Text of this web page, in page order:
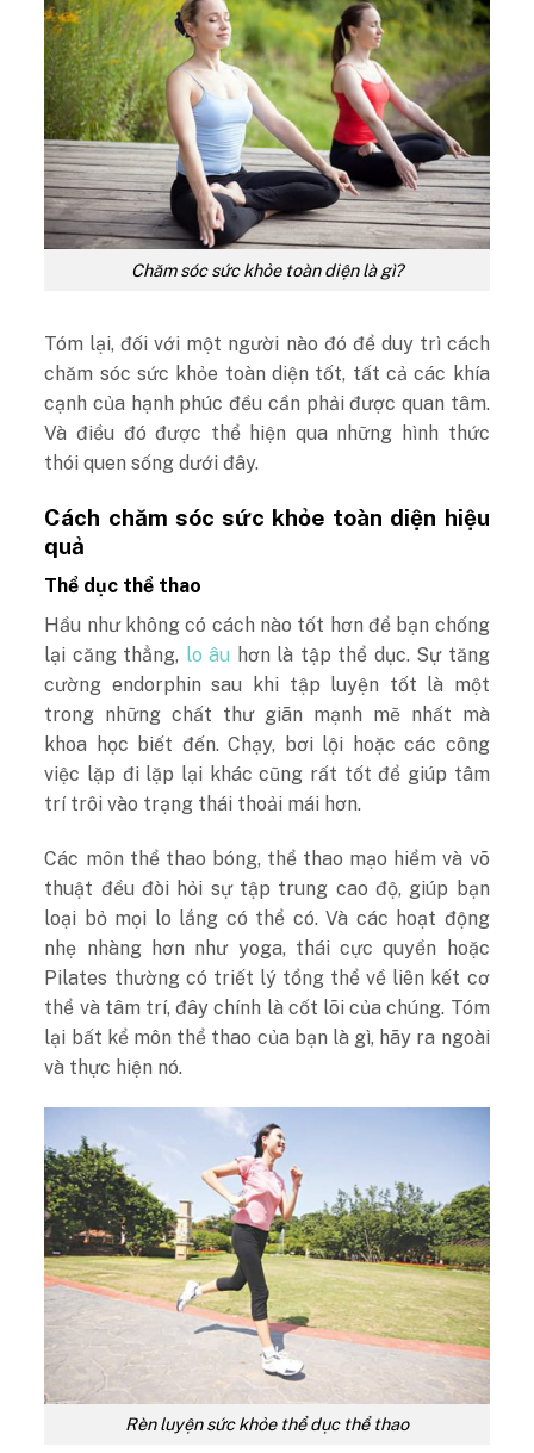
Chăm sóc sức khỏe toàn diện là gì?
Tóm lại, đối với một người nào đó để duy trì cách
chăm sóc sức khỏe toàn diện tốt, tất cả các khía
cạnh của hạnh phúc đều cần phải được quan tâm.
Và điều đó được thể hiện qua những hình thức
thói quen sống dưới đây.
Cách chăm sóc sức khỏe toàn diện hiệu
quả
Thể dục thể thao
Hầu như không có cách nào tốt hơn để bạn chống
lại căng thẳng, lo âu hơn là tập thể dục. Sự tăng
cường endorphin sau khi tập luyện tốt là một
trong những chất thư giãn mạnh mẽ nhất mà
khoa học biết đến. Chạy, bơi lội hoặc các công
việc lặp đi lặp lại khác cũng rất tốt để giúp tâm
trí trôi vào trạng thái thoải mái hơn.
Các môn thể thao bóng, thể thao mạo hiểm và võ
thuật đều đòi hỏi sự tập trung cao độ, giúp bạn
loại bỏ mọi lo lắng có thể có. Và các hoạt động
nhẹ nhàng hơn như yoga, thái cực quyền hoặc
Pilates thường có triết lý tổng thể về liên kết cơ
thể và tâm trí, đây chính là cốt lõi của chúng. Tóm
lại bất kể môn thể thao của bạn là gì, hãy ra ngoài
và thực hiện nó.
Rèn luyện sức khỏe thể dục thể thao